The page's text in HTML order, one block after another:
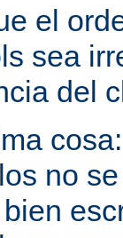
el
sea
del
no